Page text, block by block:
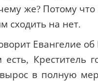
же? Потому
сходить на нет.
Евангелие
есть, Креститель
в полную